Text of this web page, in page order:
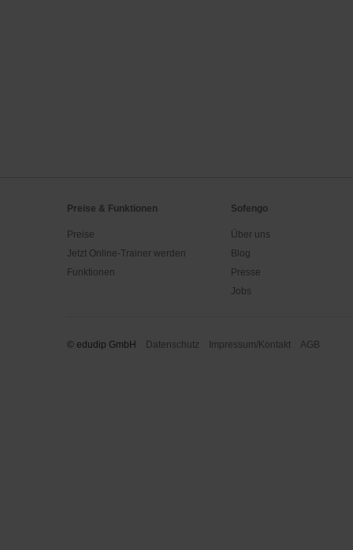
Preise & Funktionen
Preise
Jetzt Online-Trainer werden
Funktionen
Sofengo
Über uns
Blog
Presse
Jobs
© edudip GmbH Datenschutz Impressum/Kontakt AGB